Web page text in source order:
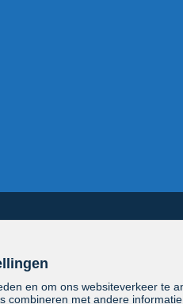
en om ons websiteverkeer te
met andere